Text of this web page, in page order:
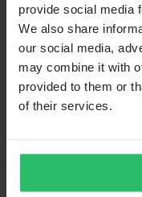
provide social media
We also share
our social media,
may combine it with
provided to them or
of their services.
Neem contact op
OVER ONS
Over 24MX
Investor relations
Werken bij Pierce